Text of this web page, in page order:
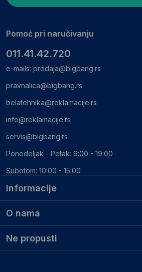
Informacije
O nama
Ne propusti
Pomoć pri naručivanju
011.41.42.720
e-mails: prodaja@bigbang.rs
pravnalica@bigbang.rs
belatehnika@reklamacije.rs
info@reklamacije.rs
servis@bigbang.rs
Ponedeljak - Petak: 9:00 - 19:00
Subotom: 10:00 - 15:00